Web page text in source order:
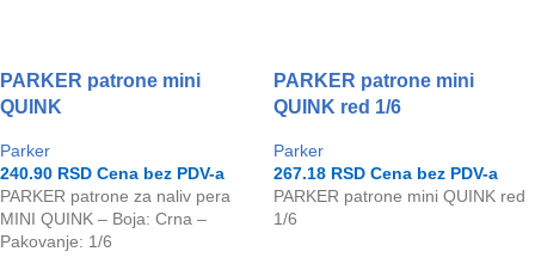
PARKER patrone mini
QUINK
Parker
240.90 RSD Cena bez PDV-a
PARKER patrone za naliv pera
MINI QUINK – Boja: Crna –
Pakovanje: 1/6
PARKER patrone mini
QUINK red 1/6
Parker
267.18 RSD Cena bez PDV-a
PARKER patrone mini QUINK red
1/6